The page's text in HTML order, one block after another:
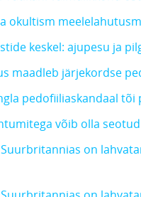
okultism
keskel: ajupesu ja
maadleb järjekordse
pedofiiliaskandaal tõi
võib olla
on